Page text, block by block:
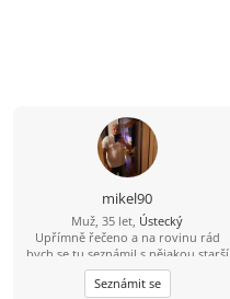
mikel90
Muž, 35 let, Ústecký
Upřímně řečeno a na rovinu rád
bych se tu seznámil s nějakou starší
ženou která by měla zájem o někoho
mladšího například mého věku a
Seznámit se